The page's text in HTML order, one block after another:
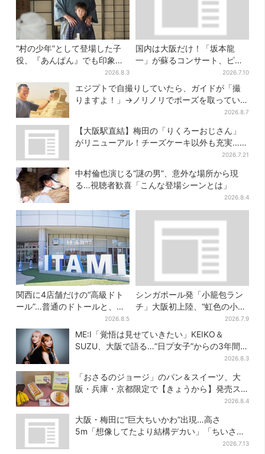
“村の少年”として登場した子
役、『あんぱん』でも印象的
だった…視聴者驚き「どうり
で演技上手だと」
2026.8.3
国内は大阪だけ！「坂本龍
一」が蘇るコンサート、ピア
ノを弾く姿を間近で…“涙腺が
崩壊”と絶賛の声
2026.7.10
エジプトで自撮りしていたら、ガイドが「撮
りますよ！」→ノリノリでポーズを取っていた
2026.8.7
【大阪駅直結】梅田の「りくろーおじさん」
がリニューアル！チーズケーキ以外も充実…並
2026.7.21
中村倫也演じる“謎の男”、意外な場所から現
る…視聴者歓喜「こんな登場シーンとは」
2026.8.4
関西に4店舗だけの“高級ドト
ール”…普通のドトールと、何
が違う？コーヒーは約2倍の
600円
2026.8.5
シンガポール発「小籠包ラン
チ」大阪初上陸、“虹色の小籠
包”で行列…1000円以下メニュ
ーが充実
2026.7.9
ME:I「覚悟は見せていきたい」KEIKO＆
SUZU、大阪で語る…“日プ女子”からの3年間
2026.8.3
「おさるのジョージ」のパン＆スイーツ、大
阪・兵庫・京都限定で【きょうから】発売ス
2026.8.4
大阪・梅田に“巨大ちいかわ”出現…高さ
5m「想像してたより結構デカい」「ちいさ…
2026.7.13